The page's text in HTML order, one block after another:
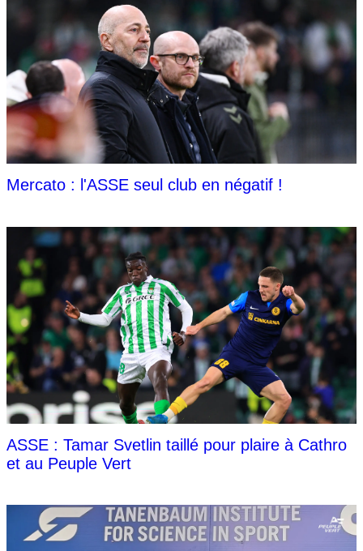
Mercato : l'ASSE seul club en négatif !
ASSE : Tamar Svetlin taillé pour plaire à Cathro
et au Peuple Vert